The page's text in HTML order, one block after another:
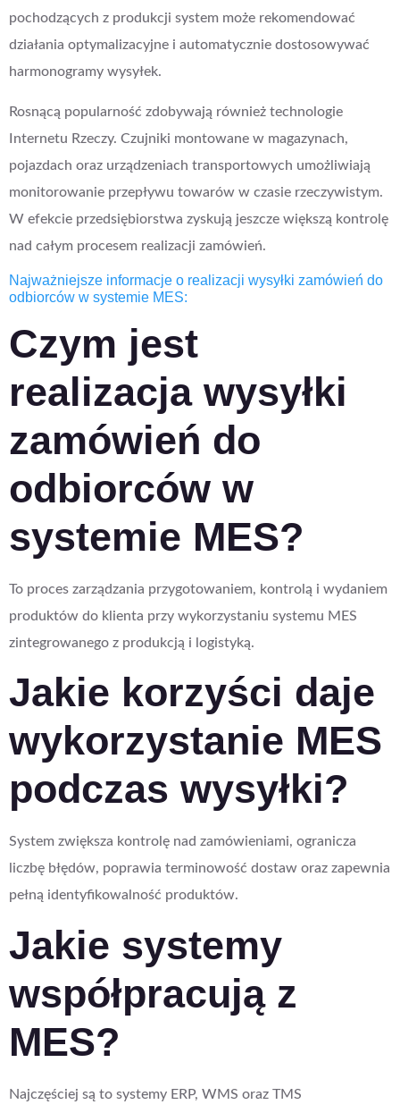
pochodzących z produkcji system może rekomendować
działania optymalizacyjne i automatycznie dostosowywać
harmonogramy wysyłek.
Rosnącą popularność zdobywają również technologie
Internetu Rzeczy. Czujniki montowane w magazynach,
pojazdach oraz urządzeniach transportowych umożliwiają
monitorowanie przepływu towarów w czasie rzeczywistym.
W efekcie przedsiębiorstwa zyskują jeszcze większą kontrolę
nad całym procesem realizacji zamówień.
Najważniejsze informacje o realizacji wysyłki zamówień do
odbiorców w systemie MES:
Czym jest
realizacja wysyłki
zamówień do
odbiorców w
systemie MES?
To proces zarządzania przygotowaniem, kontrolą i wydaniem
produktów do klienta przy wykorzystaniu systemu MES
zintegrowanego z produkcją i logistyką.
Jakie korzyści daje
wykorzystanie MES
podczas wysyłki?
System zwiększa kontrolę nad zamówieniami, ogranicza
liczbę błędów, poprawia terminowość dostaw oraz zapewnia
pełną identyfikowalność produktów.
Jakie systemy
współpracują z
MES?
Najczęściej są to systemy ERP, WMS oraz TMS